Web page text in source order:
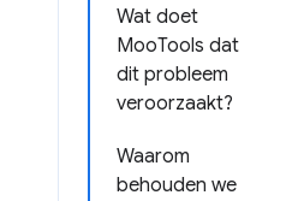
Wat doet
MooTools dat
dit probleem
veroorzaakt?
Waarom
behouden we